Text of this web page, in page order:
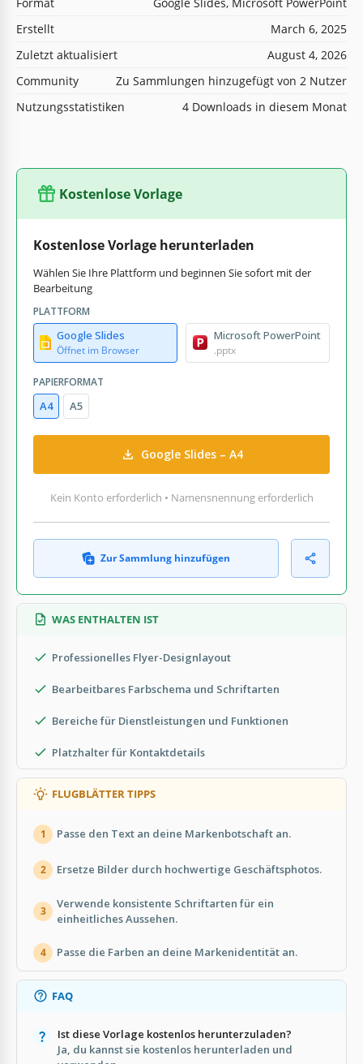
Erstellt
March 6, 2025
Zuletzt aktualisiert
August 4, 2026
Community
Zu Sammlungen hinzugefügt von 2 Nutzer
Nutzungsstatistiken
4 Downloads in diesem Monat
Kostenlose Vorlage
Kostenlose Vorlage herunterladen
Wählen Sie Ihre Plattform und beginnen Sie sofort mit der
Bearbeitung
PLATTFORM
Google Slides
Öffnet im Browser
Microsoft PowerPoint
.pptx
PAPIERFORMAT
A4 A5
Google Slides – A4
Kein Konto erforderlich • Namensnennung erforderlich
Zur Sammlung hinzufügen
WAS ENTHALTEN IST
Professionelles Flyer-Designlayout
Bearbeitbares Farbschema und Schriftarten
Bereiche für Dienstleistungen und Funktionen
Platzhalter für Kontaktdetails
FLUGBLÄTTER TIPPS
1 Passe den Text an deine Markenbotschaft an.
2 Ersetze Bilder durch hochwertige Geschäftsphotos.
3
Verwende konsistente Schriftarten für ein
einheitliches Aussehen.
4 Passe die Farben an deine Markenidentität an.
FAQ
Ist diese Vorlage kostenlos herunterzuladen?
Ja, du kannst sie kostenlos herunterladen und